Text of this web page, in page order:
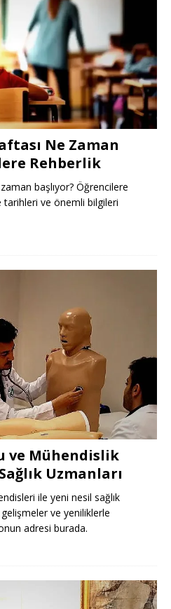
Ne Zaman
Rehberlik
başlıyor? Öğrencilere
ve önemli bilgileri
ve Mühendislik
Uzmanları
ile yeni nesil sağlık
ve yeniliklerle
adresi burada.